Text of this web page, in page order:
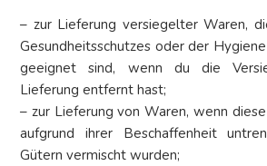
– zur Lieferung versiegelter Waren,
Gesundheitsschutzes oder der
geeignet sind, wenn du die
Lieferung entfernt hast;
– zur Lieferung von Waren, wenn
aufgrund ihrer Beschaffenheit
Gütern vermischt wurden;